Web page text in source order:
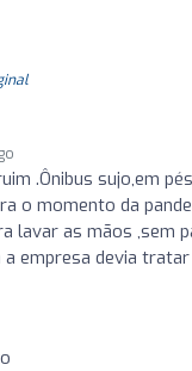
.Ônibus sujo,em
o momento da
lavar as mãos ,sem
empresa devia